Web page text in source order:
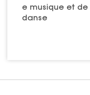
e musique et de
danse